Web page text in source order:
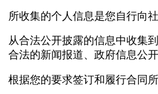
所收集的个人信息是您自行向
从合法公开披露的信息中收集
合法的新闻报道、政府信息公开
根据您的要求签订和履行合同所